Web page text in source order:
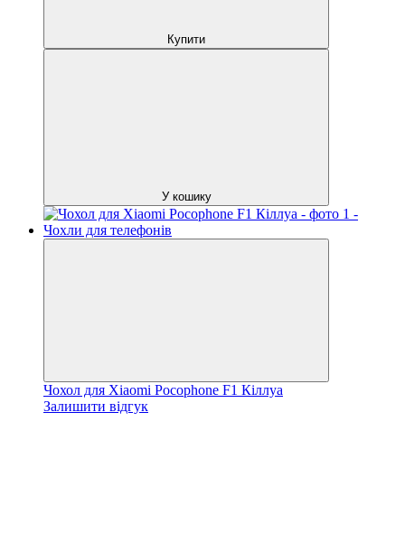
Купити
У кошику
Чохол для Xiaomi Pocophone F1 Кіллуа
Залишити відгук